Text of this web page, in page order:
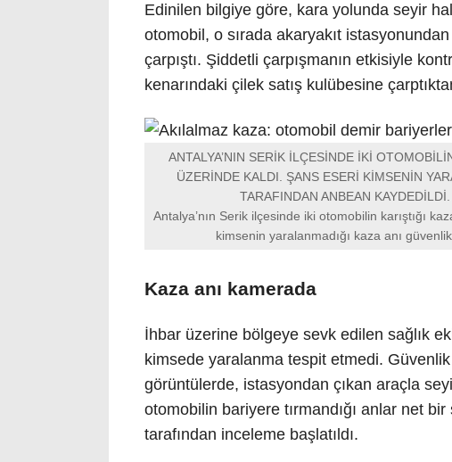
Edinilen bilgiye göre, kara yolunda seyir
otomobil, o sırada akaryakıt
çarpıştı. Şiddetli çarpışmanın etkisiyle
kenarındaki çilek satış kulübesine
ANTALYA’NIN SERİK İLÇESİNDE İKİ
ÜZERİNDE KALDI. ŞANS ESERİ KİMSENİN
TARAFINDAN ANBEAN
Antalya’nın Serik ilçesinde iki otomobilin karıştığı
kimsenin yaralanmadığı kaza anı
Kaza anı kamerada
İhbar üzerine bölgeye sevk edilen sağlık
kimsede yaralanma tespit etmedi.
görüntülerde, istasyondan çıkan araçla
otomobilin bariyere tırmandığı anlar net
tarafından inceleme başlatıldı.